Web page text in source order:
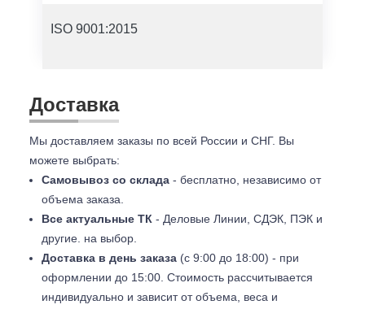
ISO 9001:2015
Доставка
Мы доставляем заказы по всей России и СНГ. Вы
можете выбрать:
Самовывоз со склада - бесплатно, независимо от
объема заказа.
Все актуальные ТК - Деловые Линии, СДЭК, ПЭК и
другие. на выбор.
Доставка в день заказа (с 9:00 до 18:00) - при
оформлении до 15:00. Стоимость рассчитывается
индивидуально и зависит от объема, веса и